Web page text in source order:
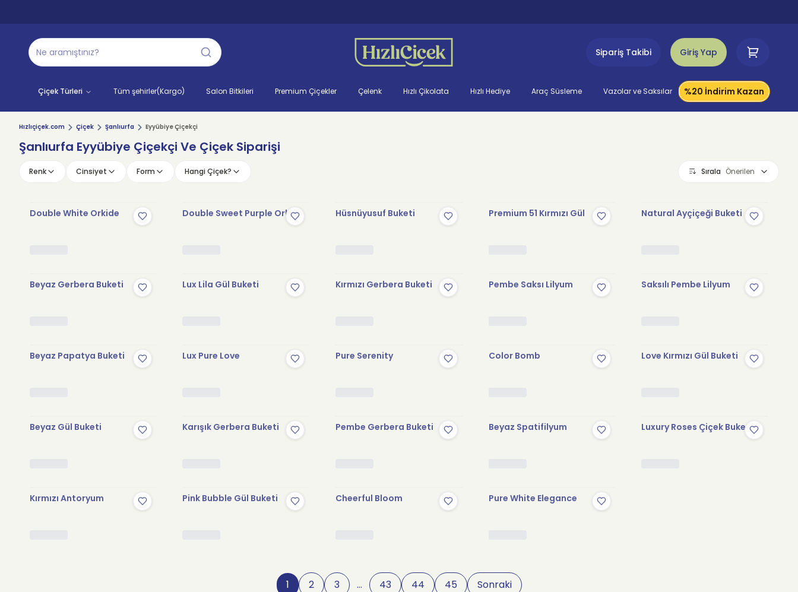
Sipariş Takibi Giriş Yap
Çiçek Türleri Tüm şehirler(Kargo) Salon Bitkileri Premium Çiçekler Çelenk Hızlı Çikolata Hızlı Hediye Araç Süsleme Vazolar ve Saksılar %20 İndirim Kazan
Hızlıçiçek.com Çiçek Şanlıurfa Eyyübiye Çiçekçi
Şanlıurfa Eyyübiye Çiçekçi Ve Çiçek Siparişi
Renk Cinsiyet Form Hangi Çiçek? Sırala Önerilen
Double White Orkide Double Sweet Purple Orkide Hüsnüyusuf Buketi Premium 51 Kırmızı Gül Natural Ayçiçeği Buketi
Beyaz Gerbera Buketi Lux Lila Gül Buketi Kırmızı Gerbera Buketi Pembe Saksı Lilyum Saksılı Pembe Lilyum
Beyaz Papatya Buketi Lux Pure Love Pure Serenity Color Bomb Love Kırmızı Gül Buketi
Beyaz Gül Buketi Karışık Gerbera Buketi Pembe Gerbera Buketi Beyaz Spatifilyum Luxury Roses Çiçek Buketi
Kırmızı Antoryum Pink Bubble Gül Buketi Cheerful Bloom Pure White Elegance
1 2 3 … 43 44 45 Sonraki